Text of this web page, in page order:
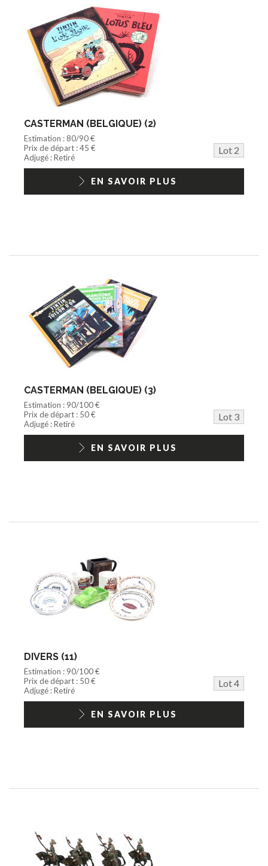
CASTERMAN (BELGIQUE) (2)
Estimation : 80/90 €
Prix de départ : 45 €
Lot 2
Adjugé : Retiré
EN SAVOIR PLUS
CASTERMAN (BELGIQUE) (3)
Estimation : 90/100 €
Prix de départ : 50 €
Lot 3
Adjugé : Retiré
EN SAVOIR PLUS
DIVERS (11)
Estimation : 90/100 €
Prix de départ : 50 €
Lot 4
Adjugé : Retiré
EN SAVOIR PLUS